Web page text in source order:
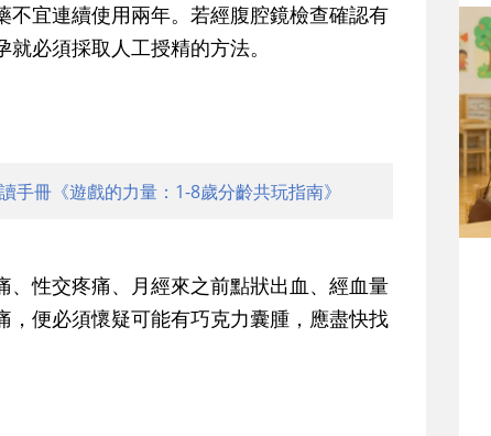
宜連續使用兩年。若經腹腔鏡檢查確認有
必須採取人工授精的方法。
手冊《遊戲的力量：1-8歲分齡共玩指南》
性交疼痛、月經來之前點狀出血、經血量
便必須懷疑可能有巧克力囊腫，應盡快找